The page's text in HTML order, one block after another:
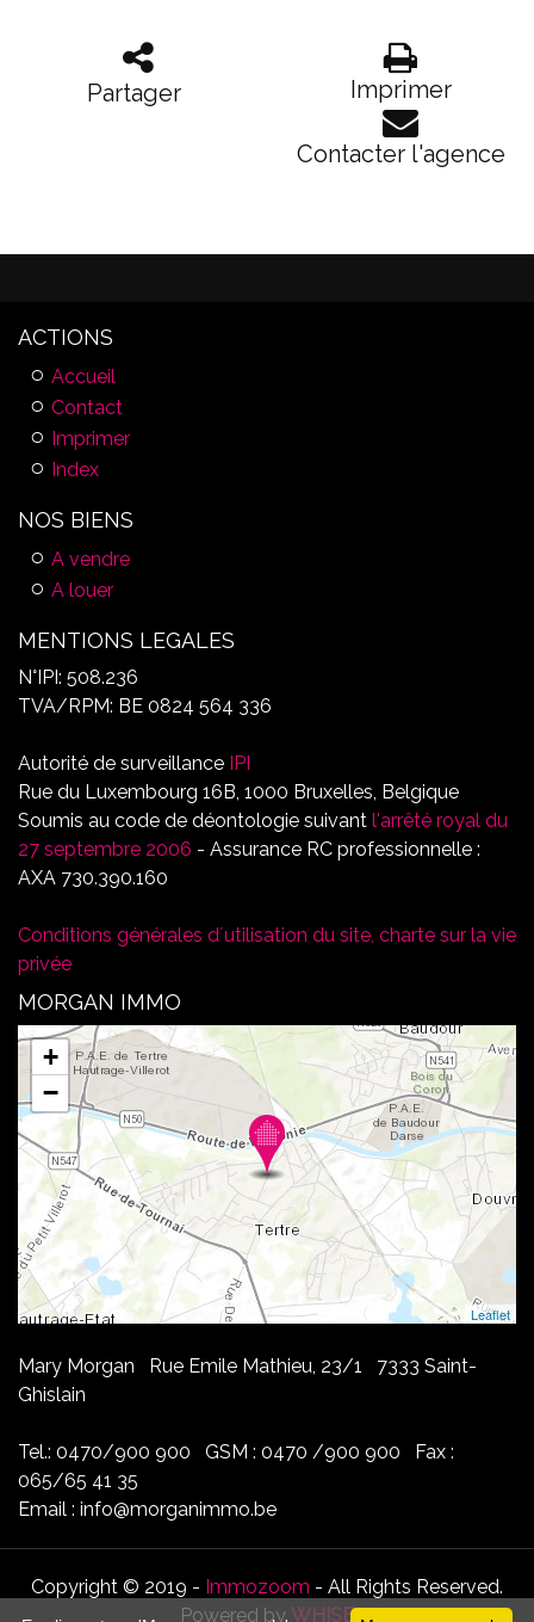
Partager Imprimer
Contacter l'agence
ACTIONS
Accueil
Contact
Imprimer
Index
NOS BIENS
A vendre
A louer
MENTIONS LEGALES
N°IPI: 508.236
TVA/RPM: BE 0824 564 336
Autorité de surveillance IPI
Rue du Luxembourg 16B, 1000 Bruxelles, Belgique
Soumis au code de déontologie suivant l'arrêté royal du
27 septembre 2006 - Assurance RC professionnelle :
AXA 730.390.160
Conditions générales d´utilisation du site, charte sur la vie
privée
MORGAN IMMO
+
−
Leaflet
Mary Morgan Rue Emile Mathieu, 23/1 7333 Saint-
Ghislain
Tel.: 0470/900 900 GSM : 0470 /900 900 Fax :
065/65 41 35
Email : info@morganimmo.be
Copyright © 2019 - Immozoom - All Rights Reserved.
Powered by WHISE